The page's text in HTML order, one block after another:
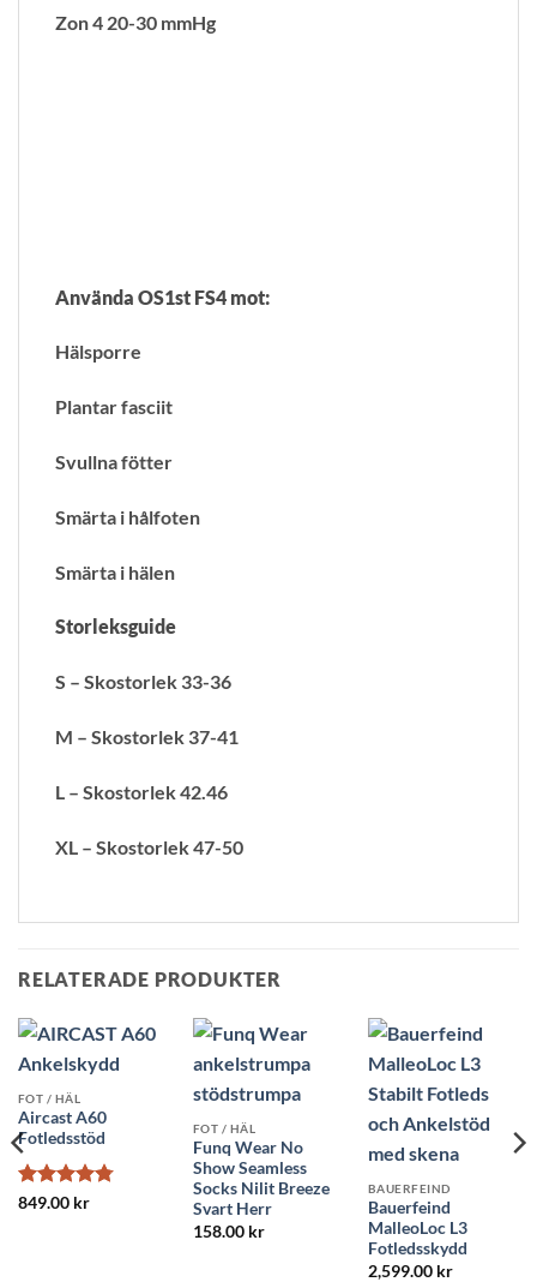
Zon 4 20-30 mmHg
Använda OS1st FS4 mot:
Hälsporre
Plantar fasciit
Svullna fötter
Smärta i hålfoten
Smärta i hälen
Storleksguide
S – Skostorlek 33-36
M – Skostorlek 37-41
L – Skostorlek 42.46
XL – Skostorlek 47-50
RELATERADE PRODUKTER
FOT / HÄL
Aircast A60
Fotledsstöd
Betygsatt
849.00 kr
FOT / HÄL
Funq Wear No
Show Seamless
Socks Nilit Breeze
Svart Herr
158.00 kr
BAUERFEIND
Bauerfeind
MalleoLoc L3
Fotledsskydd
2,599.00 kr